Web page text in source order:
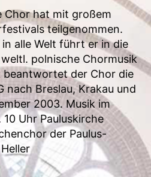
Chor hat mit großem
teilgenommen.
alle Welt führt er in die
polnische Chormusik
beantwortet der Chor die
nach Breslau, Krakau und
2003. Musik im
Uhr Pauluskirche
der Paulus-